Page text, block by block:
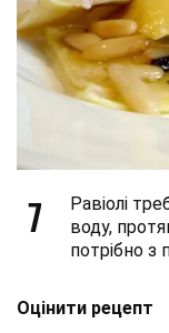
7
Равіолі
воду,
потрібно з
Оцінити рецепт